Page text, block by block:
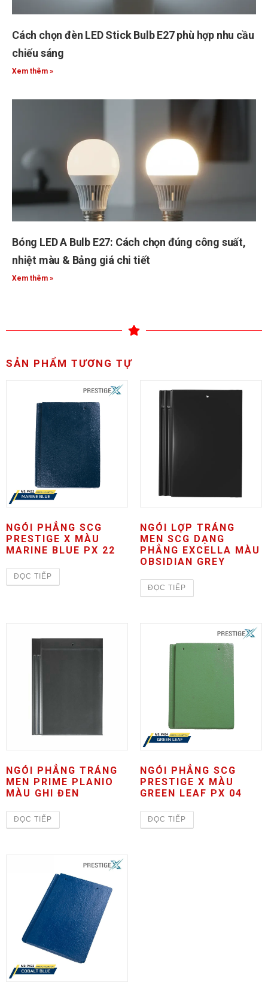
Cách chọn đèn LED Stick Bulb E27 phù hợp nhu cầu
chiếu sáng
Xem thêm »
Bóng LED A Bulb E27: Cách chọn đúng công suất,
nhiệt màu & Bảng giá chi tiết
Xem thêm »
SẢN PHẨM TƯƠNG TỰ
NGÓI PHẲNG SCG
PRESTIGE X MÀU
MARINE BLUE PX 22
ĐỌC TIẾP
NGÓI LỢP TRÁNG
MEN SCG DẠNG
PHẲNG EXCELLA MÀU
OBSIDIAN GREY
ĐỌC TIẾP
NGÓI PHẲNG TRÁNG
MEN PRIME PLANIO
MÀU GHI ĐEN
ĐỌC TIẾP
NGÓI PHẲNG SCG
PRESTIGE X MÀU
GREEN LEAF PX 04
ĐỌC TIẾP